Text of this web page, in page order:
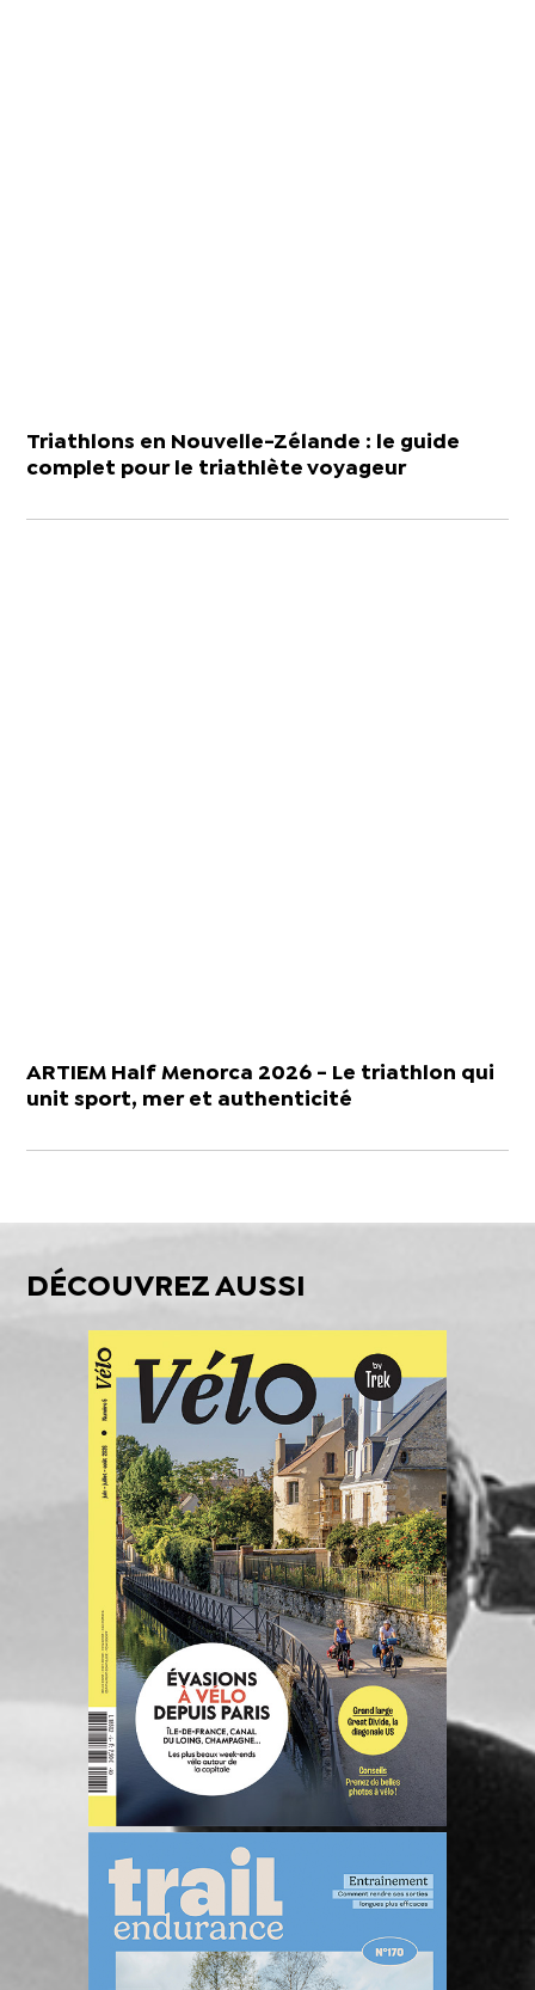
Triathlons en Nouvelle-Zélande : le guide
complet pour le triathlète voyageur
ARTIEM Half Menorca 2026 - Le triathlon qui
unit sport, mer et authenticité
DÉCOUVREZ AUSSI